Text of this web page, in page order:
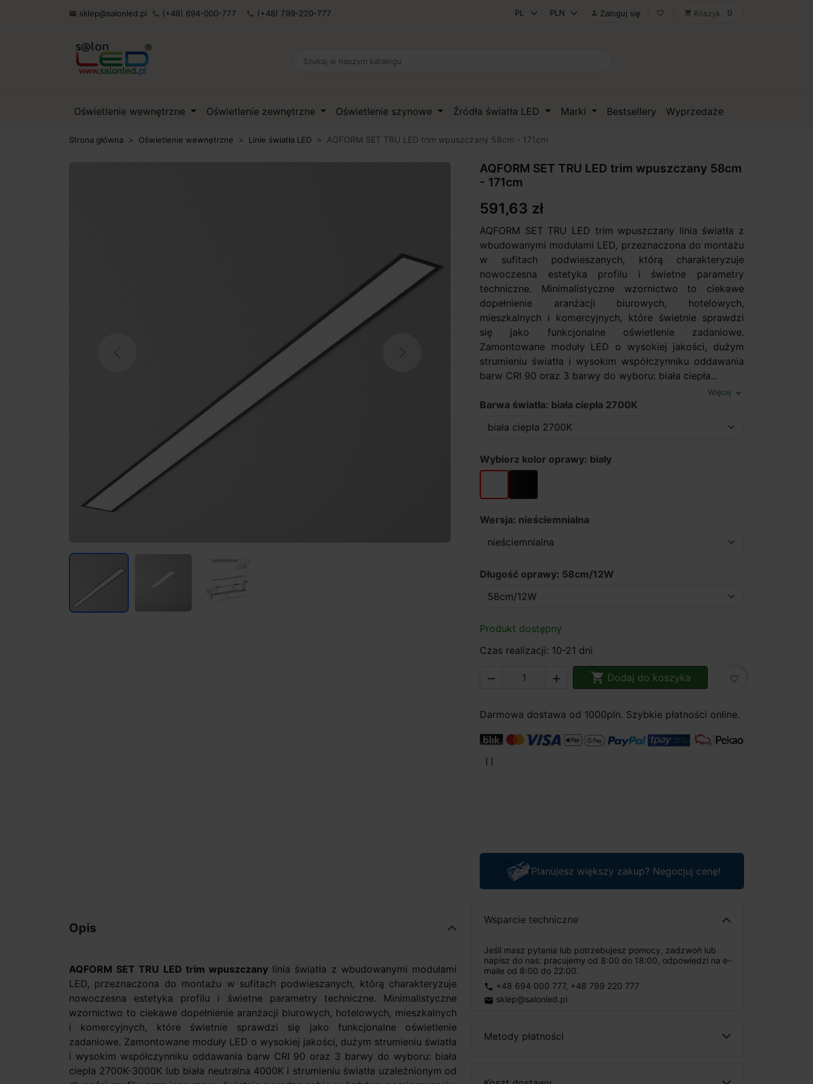
 sklep@salonled.pl phone (+48) 694-000-777 phone (+48) 799-220-777  Zaloguj się favorite_border shopping_cart Koszyk 0
Oświetlenie wewnętrzne Oświetlenie zewnętrzne Oświetlenie szynowe Źródła światła LED Marki Bestsellery Wyprzedaże
Strona główna Oświetlenie wewnętrzne Linie światła LED AQFORM SET TRU LED trim wpuszczany 58cm - 171cm
AQFORM SET TRU LED trim wpuszczany 58cm
- 171cm
591,63 zł
AQFORM SET TRU LED trim wpuszczany linia światła z
wbudowanymi modułami LED, przeznaczona do montażu
w sufitach podwieszanych, którą charakteryzuje
nowoczesna estetyka profilu i świetne parametry
techniczne. Minimalistyczne wzornictwo to ciekawe
dopełnienie aranżacji biurowych, hotelowych,
mieszkalnych i komercyjnych, które świetnie sprawdzi
się jako funkcjonalne oświetlenie zadaniowe.
Zamontowane moduły LED o wysokiej jakości, dużym
strumieniu światła i wysokim współczynniku oddawania
barw CRI 90 oraz 3 barwy do wyboru: biała ciepła...
Więcej expand_more
Barwa światła: biała ciepła 2700K
Wybierz kolor oprawy: biały
biały czarny
Wersja: nieściemnialna
Długość oprawy: 58cm/12W
Produkt dostępny
Czas realizacji: 10-21 dni
   Dodaj do koszyka favorite_border
Darmowa dostawa od 1000pln. Szybkie płatności online.
Planujesz większy zakup? Negocjuj cenę!
Wsparcie techniczne
Jeśli masz pytania lub potrzebujesz pomocy, zadzwoń lub
napisz do nas: pracujemy od 8:00 do 18:00, odpowiedzi na e-
maile od 8:00 do 22:00.
phone +48 694 000 777, +48 799 220 777
email sklep@salonled.pl
Metody płatności
Opis
AQFORM SET TRU LED trim wpuszczany linia światła z wbudowanymi modułami
LED, przeznaczona do montażu w sufitach podwieszanych, którą charakteryzuje
nowoczesna estetyka profilu i świetne parametry techniczne. Minimalistyczne
wzornictwo to ciekawe dopełnienie aranżacji biurowych, hotelowych, mieszkalnych
i komercyjnych, które świetnie sprawdzi się jako funkcjonalne oświetlenie
zadaniowe. Zamontowane moduły LED o wysokiej jakości, dużym strumieniu światła
i wysokim współczynniku oddawania barw CRI 90 oraz 3 barwy do wyboru: biała
ciepła 2700K-3000K lub biała neutralna 4000K i strumieniu światła uzależnionym od